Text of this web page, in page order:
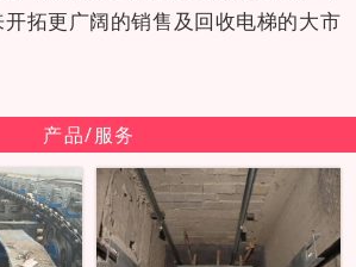
拓更广阔的销售及回收电梯的大市
产品/服务